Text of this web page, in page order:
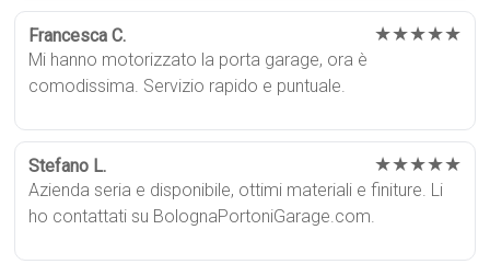
Francesca C. ★★★★★
Mi hanno motorizzato la porta garage, ora è
comodissima. Servizio rapido e puntuale.
Stefano L. ★★★★★
Azienda seria e disponibile, ottimi materiali e finiture. Li
ho contattati su BolognaPortoniGarage.com.